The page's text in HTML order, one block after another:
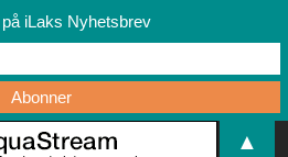
iLaks Nyhetsbrev
▲